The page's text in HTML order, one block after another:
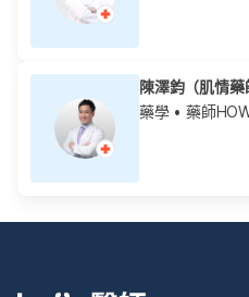
陳澤鈞（肌情藥
藥學• 藥師